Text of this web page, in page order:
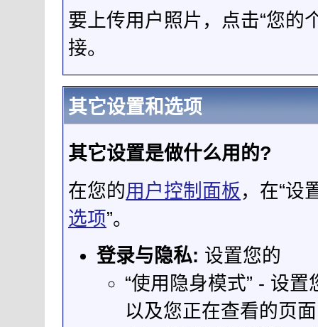
要上传用户照片，点击“您的
接。
其它设置和选项
其它设置是做什么用的?
在您的用户控制面板 ，在“设
选项”。
登录与隐私: 设置您的
“使用隐身模式” - 设
以及您正在查看的页面